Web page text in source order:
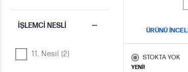
İŞLEMCI NESLI
11. Nesil (2)
ÜRÜNÜ
STOKTA YOK
YENİ!